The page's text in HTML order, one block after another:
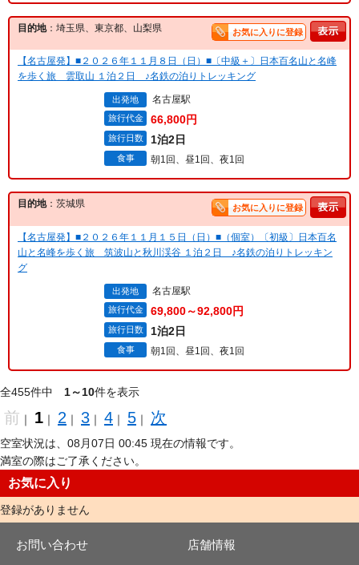
目的地：埼玉県、東京都、山梨県 お気に入りに登録
【名古屋発】■２０２６年１１月８日（日）■〔中級＋〕日本百名山と名峰
を歩く旅 雲取山 １泊２日 ♪名鉄の泊りトレッキング
出発地 名古屋駅
旅行代金 66,800円
旅行日数 1泊2日
食事 朝1回、昼1回、夜1回
目的地：茨城県 お気に入りに登録
【名古屋発】■２０２６年１１月１５日（日）■（個室）〔初級〕日本百名
山と名峰を歩く旅 筑波山と秋川渓谷 １泊２日 ♪名鉄の泊りトレッキン
グ
出発地 名古屋駅
旅行代金 69,800～92,800円
旅行日数 1泊2日
食事 朝1回、昼1回、夜1回
全455件中 1～10件を表示
前 ｜ 1 ｜ 2 ｜ 3 ｜ 4 ｜ 5 ｜ 次
空室状況は、08月07日 00:45 現在の情報です。
満室の際はご了承ください。
お気に入り
登録がありません
お問い合わせ 店舗情報